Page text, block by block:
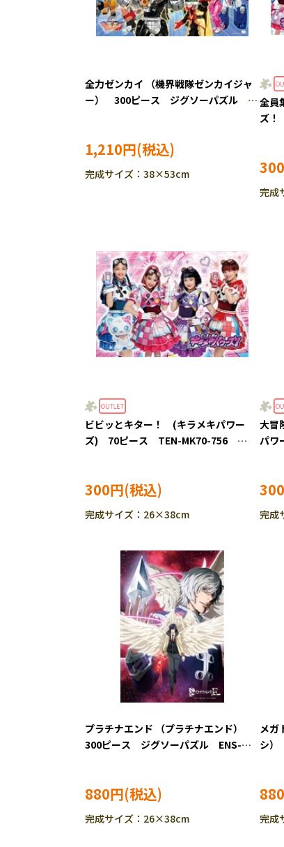
全力ゼンカイ （機界戦隊ゼンカイジャ
ー） 300ピース ジグソーパズル
1,210円
完成サイズ：38×53cm
全員
ズ
完成
ビビッとキター！ (キラメキパワー
ズ) 70ピース TEN-MK70-756
300円
完成サイズ：26×38cm
大冒
パワ
完成
プラチナエンド （プラチナエンド）
300ピース ジグソーパズル ENS-
880円
完成サイズ：26×38cm
メガ
シ
完成